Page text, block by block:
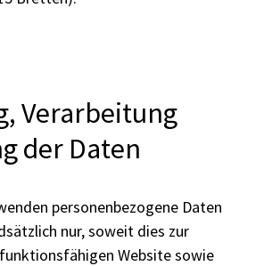
Verarbeitung
der Daten
personenbezogene Daten
nur, soweit dies zur
Website sowie